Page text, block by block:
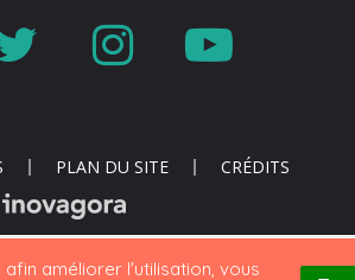
améliorer l'utilisation, vous
Lien
compte
Twitter
Lien
comptechaîne
PLAN DU SITE CRÉDITS